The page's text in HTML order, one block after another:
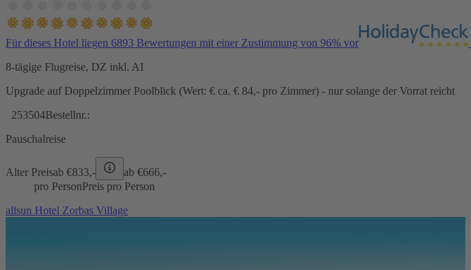
Für dieses Hotel liegen 6893 Bewertungen mit einer Zustimmung von 96% vor
8-tägige Flugreise, DZ inkl. AI
Upgrade auf Doppelzimmer Poolblick (Wert: € ca. € 84,- pro Zimmer) - nur solange der Vorrat reicht
253504Bestellnr.:
Pauschalreise
Alter Preisab €833,- ab €666,-
pro PersonPreis pro Person
allsun Hotel Zorbas Village